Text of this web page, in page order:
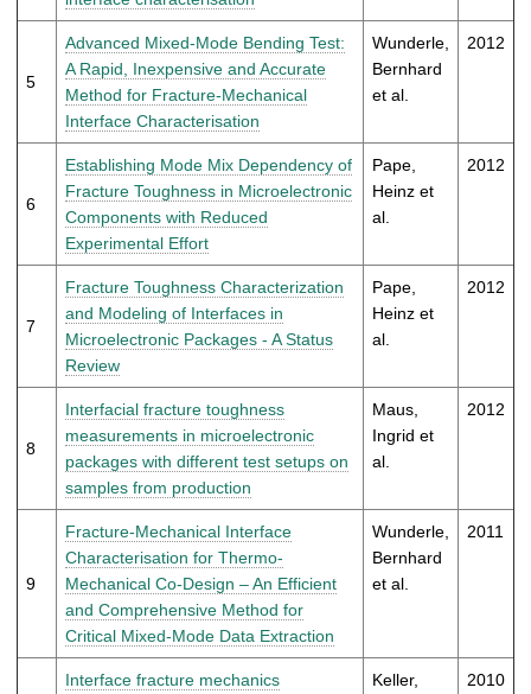
5
Advanced Mixed-Mode Bending Test:
A Rapid, Inexpensive and Accurate
Method for Fracture-Mechanical
Interface Characterisation
Wunderle,
Bernhard
et al.
2012
6
Establishing Mode Mix Dependency of
Fracture Toughness in Microelectronic
Components with Reduced
Experimental Effort
Pape,
Heinz et
al.
2012
7
Fracture Toughness Characterization
and Modeling of Interfaces in
Microelectronic Packages - A Status
Review
Pape,
Heinz et
al.
2012
8
Interfacial fracture toughness
measurements in microelectronic
packages with different test setups on
samples from production
Maus,
Ingrid et
al.
2012
9
Fracture-Mechanical Interface
Characterisation for Thermo-
Mechanical Co-Design – An Efficient
and Comprehensive Method for
Critical Mixed-Mode Data Extraction
Wunderle,
Bernhard
et al.
2011
Interface fracture mechanics
Keller,
2010